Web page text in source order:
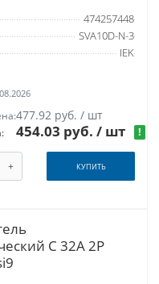
474257448
SVA10D-N-3
IEK
477.92 руб. / шт
454.03 руб./ шт !
+ КУПИТЬ
C 32А 2P